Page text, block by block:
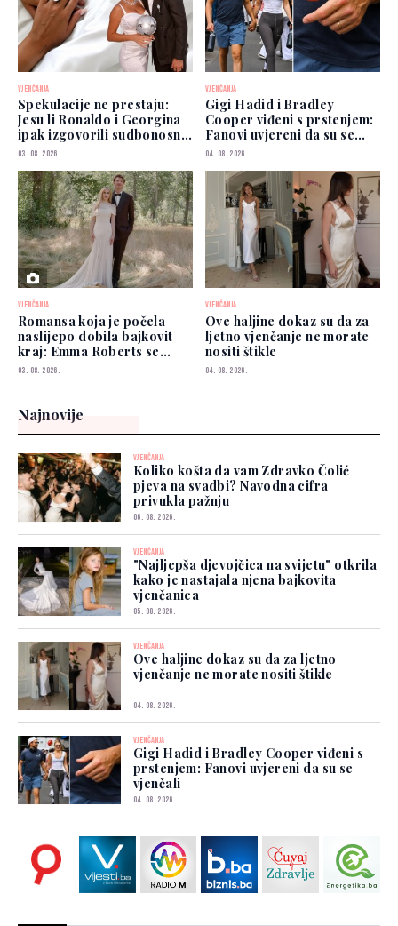
VJENČANJA
Spekulacije ne prestaju:
Jesu li Ronaldo i Georgina
ipak izgovorili sudbonosno
"da"?
03. 08. 2026.
VJENČANJA
Gigi Hadid i Bradley
Cooper viđeni s prstenjem:
Fanovi uvjereni da su se
vjenčali
04. 08. 2026.
VJENČANJA
Romansa koja je počela
naslijepo dobila bajkovit
kraj: Emma Roberts se
udala
03. 08. 2026.
VJENČANJA
Ove haljine dokaz su da za
ljetno vjenčanje ne morate
nositi štikle
04. 08. 2026.
Najnovije
VJENČANJA
Koliko košta da vam Zdravko Čolić
pjeva na svadbi? Navodna cifra
privukla pažnju
06. 08. 2026.
VJENČANJA
"Najljepša djevojčica na svijetu" otkrila
kako je nastajala njena bajkovita
vjenčanica
05. 08. 2026.
VJENČANJA
Ove haljine dokaz su da za ljetno
vjenčanje ne morate nositi štikle
04. 08. 2026.
VJENČANJA
Gigi Hadid i Bradley Cooper viđeni s
prstenjem: Fanovi uvjereni da su se
vjenčali
04. 08. 2026.